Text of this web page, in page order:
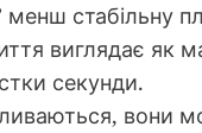
стабільну
виглядає як
секунди.
вони